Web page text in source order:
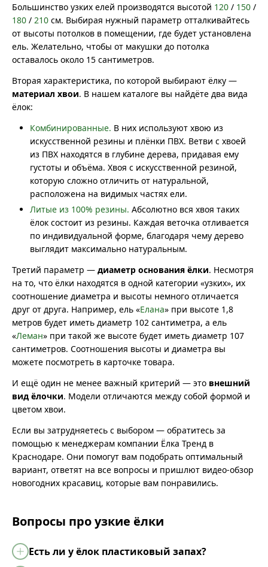
Большинство узких елей производятся высотой 120 / 150 /
180 / 210 см. Выбирая нужный параметр отталкивайтесь
от высоты потолков в помещении, где будет установлена
ель. Желательно, чтобы от макушки до потолка
оставалось около 15 сантиметров.
Вторая характеристика, по которой выбирают ёлку —
материал хвои. В нашем каталоге вы найдёте два вида
ёлок:
Комбинированные. В них используют хвою из
искусственной резины и плёнки ПВХ. Ветви с хвоей
из ПВХ находятся в глубине дерева, придавая ему
густоты и объёма. Хвоя с искусственной резиной,
которую сложно отличить от натуральной,
расположена на видимых частях ели.
Литые из 100% резины. Абсолютно вся хвоя таких
ёлок состоит из резины. Каждая веточка отливается
по индивидуальной форме, благодаря чему дерево
выглядит максимально натуральным.
Третий параметр — диаметр основания ёлки. Несмотря
на то, что ёлки находятся в одной категории «узких», их
соотношение диаметра и высоты немного отличается
друг от друга. Например, ель «Елана» при высоте 1,8
метров будет иметь диаметр 102 сантиметра, а ель
«Леман» при такой же высоте будет иметь диаметр 107
сантиметров. Соотношения высоты и диаметра вы
можете посмотреть в карточке товара.
И ещё один не менее важный критерий — это внешний
вид ёлочки. Модели отличаются между собой формой и
цветом хвои.
Если вы затрудняетесь с выбором — обратитесь за
помощью к менеджерам компании Ёлка Тренд в
Краснодаре. Они помогут вам подобрать оптимальный
вариант, ответят на все вопросы и пришлют видео-обзор
новогодних красавиц, которые вам понравились.
Вопросы про узкие ёлки
Есть ли у ёлок пластиковый запах?